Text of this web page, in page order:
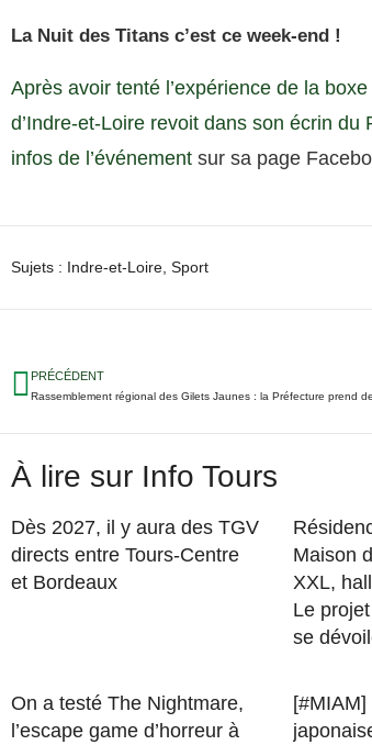
La Nuit des Titans c’est ce week-end !
Après avoir tenté l’expérience de la
d’Indre-et-Loire revoit dans son écrin
infos de l’événement sur sa page
Sujets : Indre-et-Loire Sport
PRÉCÉDENT
À lire sur Info Tours
Dès 2027, il y aura des TGV
directs entre Tours-Centre
et Bordeaux
Maison
XXL,
Le
se
On a testé The Nightmare,
l’escape game d’horreur à